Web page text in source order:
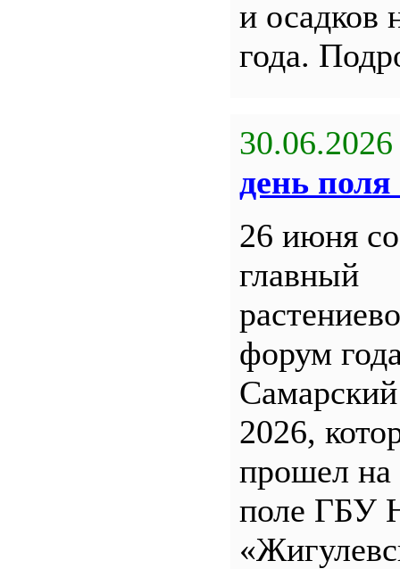
и осадков
года.
30.06.2026
день поля
26 июня
главный
форум
2026,
прошел
поле ГБУ